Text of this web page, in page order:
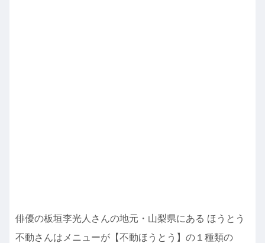
俳優の板垣李光人さんの地元・山梨県にある ほうとう
不動さんはメニューが【不動ほうとう】の１種類の